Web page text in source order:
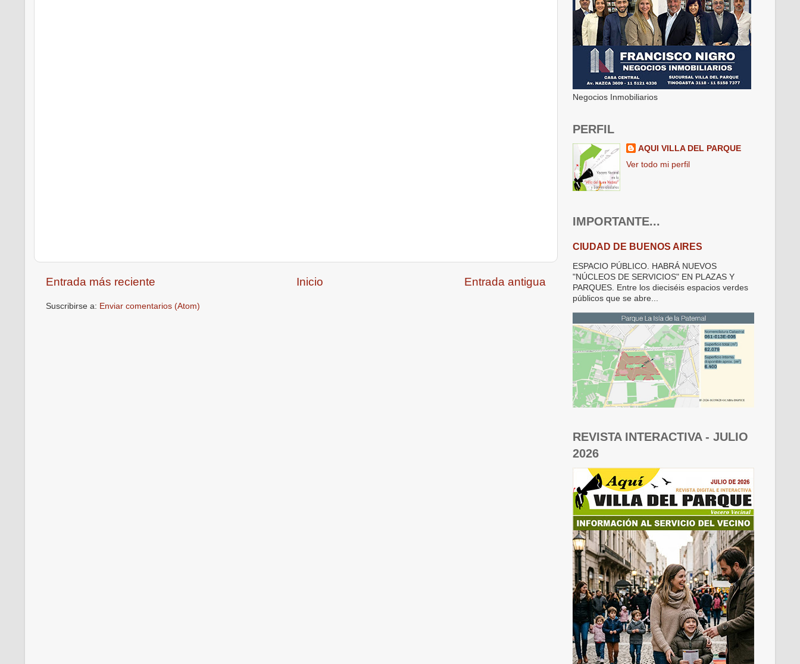
Entrada más reciente Entrada antigua
Inicio
Suscribirse a: Enviar comentarios (Atom)
Negocios Inmobiliarios
PERFIL
AQUI VILLA DEL PARQUE
Ver todo mi perfil
IMPORTANTE...
CIUDAD DE BUENOS AIRES
ESPACIO PÚBLICO. HABRÁ NUEVOS
"NÚCLEOS DE SERVICIOS" EN PLAZAS Y
PARQUES. Entre los dieciséis espacios verdes
públicos que se abre...
REVISTA INTERACTIVA - JULIO
2026